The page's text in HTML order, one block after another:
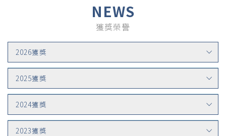
NEWS
獲獎榮譽
2026獲獎
2025獲獎
2024獲獎
2023獲獎